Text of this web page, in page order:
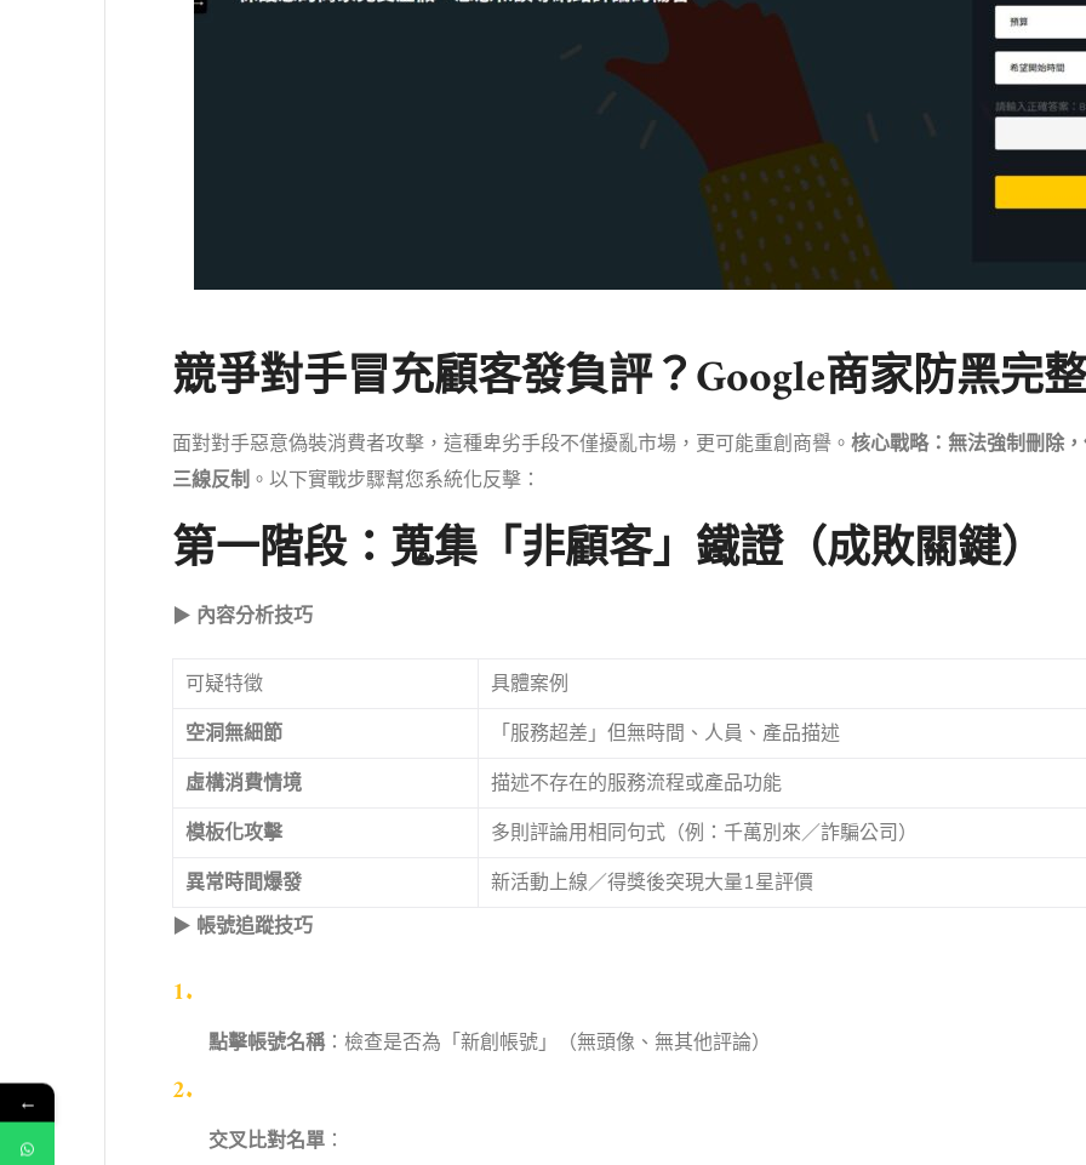
競爭對手冒充顧客發負評？Google商家防黑完
面對對手惡意偽裝消費者攻擊，這種卑劣手段不僅擾亂市場，更可能重創商譽。 核心戰略：無法強制刪除
三線反制 。以下實戰步驟幫您系統化反擊：
第一階段：蒐集「非顧客」鐵證（成敗關鍵）
▶ 內容分析技巧
可疑特徵
具體案例
空洞無細節
「服務超差」但無時間、人員、產品描述
虛構消費情境
描述不存在的服務流程或產品功能
模板化攻擊
多則評論用相同句式（例：千萬別來／詐騙公司）
異常時間爆發
新活動上線／得獎後突現大量1星評價
▶ 帳號追蹤技巧
點擊帳號名稱：檢查是否為「新創帳號」（無頭像、無其他評論）
交叉比對名單 ：
←